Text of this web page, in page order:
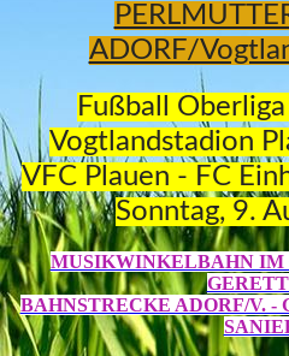
ADORF/
Fußball
Vogtlandstadion
VFC Plauen - FC
Sonntag, 9.
MUSIKWINKELBAHN IM
BAHNSTRECKE ADORF/V.